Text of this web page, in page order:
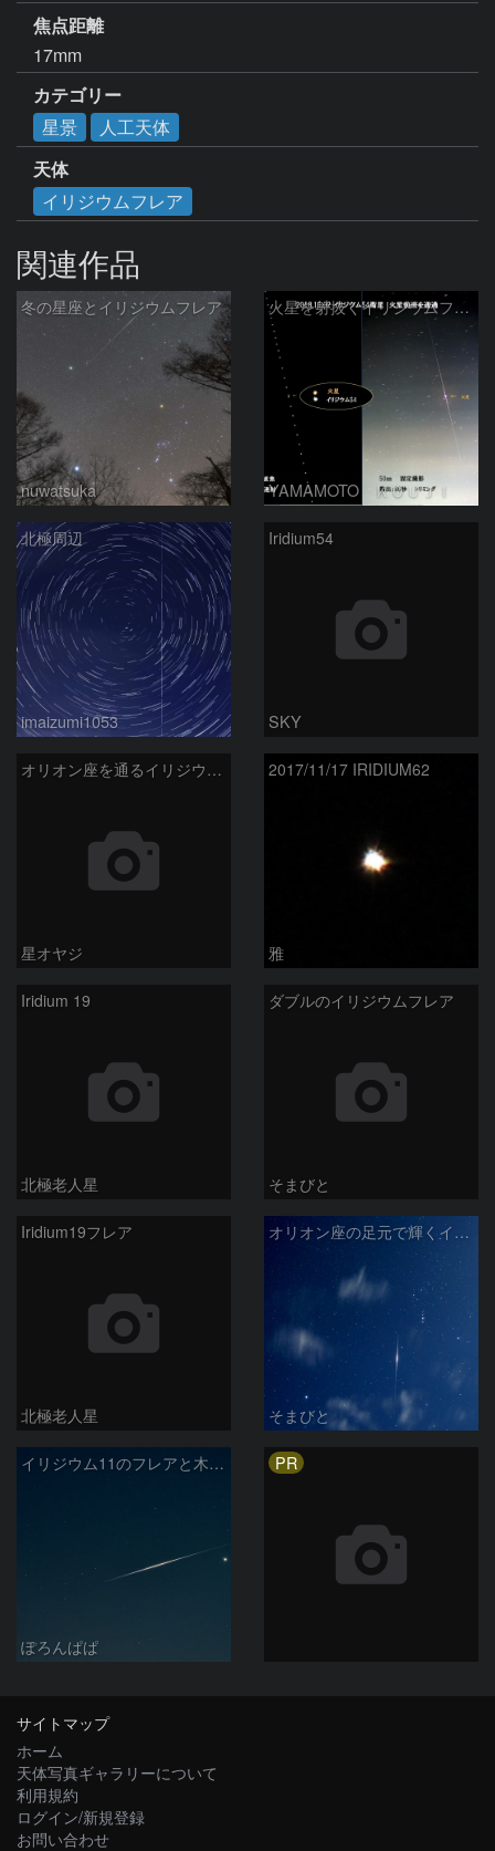
焦点距離
17mm
カテゴリー
星景
人工天体
天体
イリジウムフレア
関連作品
冬の星座とイリジウムフレア
nuwatsuka
火星を射抜くイリジウムフレア
YAMAMOTO ＫＯＵＪＩ
北極周辺
imaizumi1053
Iridium54
SKY
オリオン座を通るイリジウムフレア
星オヤジ
2017/11/17 IRIDIUM62
雅
Iridium 19
北極老人星
ダブルのイリジウムフレア
そまびと
Iridium19フレア
北極老人星
オリオン座の足元で輝くイリジウムフレア
そまびと
イリジウム11のフレアと木星・スピカ
ぽろんぱぱ
PR
サイトマップ
ホーム
天体写真ギャラリーについて
利用規約
ログイン/新規登録
お問い合わせ